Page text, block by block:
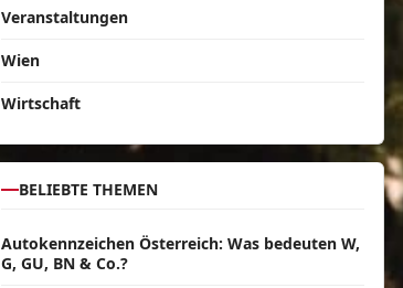
Veranstaltungen
Wien
Wirtschaft
BELIEBTE THEMEN
Autokennzeichen Österreich: Was bedeuten W,
G, GU, BN & Co.?